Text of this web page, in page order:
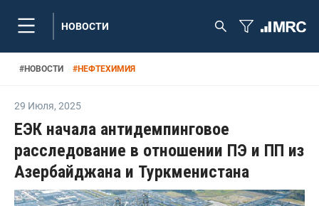
НОВОСТИ
#НОВОСТИ #НЕФТЕХИМИЯ
29 Июля, 2025
ЕЭК начала антидемпинговое
расследование в отношении ПЭ и ПП из
Азербайджана и Туркменистана